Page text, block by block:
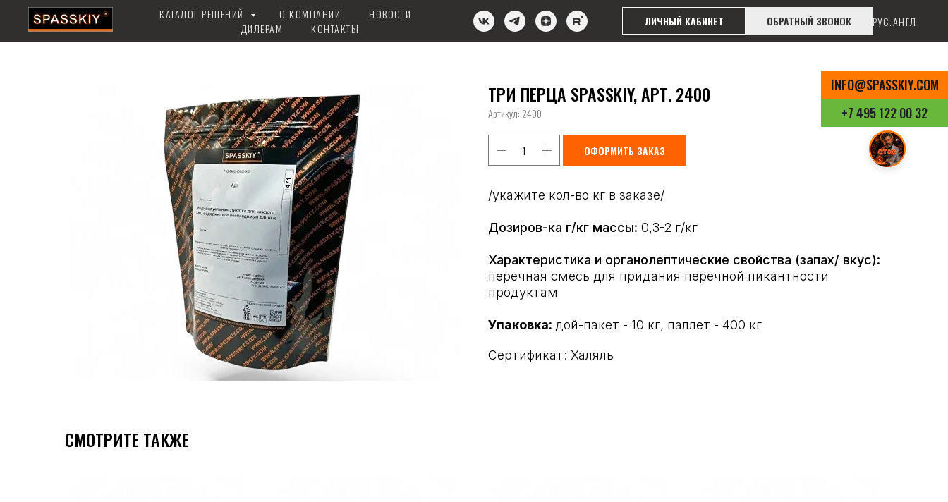
КАТАЛОГ РЕШЕНИЙ О КОМПАНИИ
НОВОСТИ
ДИЛЕРАМ
КОНТАКТЫ
ЛИЧНЫЙ КАБИНЕТ ОБРАТНЫЙ ЗВОНОК РУС.АНГЛ.
INFO@SPASSKIY.COM
+7 495 122 00 32
ТРИ ПЕРЦА SPASSKIY, АРТ. 2400
Артикул: 2400
ОФОРМИТЬ ЗАКАЗ
/укажите кол-во кг в заказе/
Дозиров-ка г/кг массы: 0,3-2 г/кг
Характеристика и органолептические свойства (запах/ вкус):
перечная смесь для придания перечной пикантности
продуктам
Упаковка: дой-пакет - 10 кг, паллет - 400 кг
Сертификат: Халяль
СМОТРИТЕ ТАКЖЕ